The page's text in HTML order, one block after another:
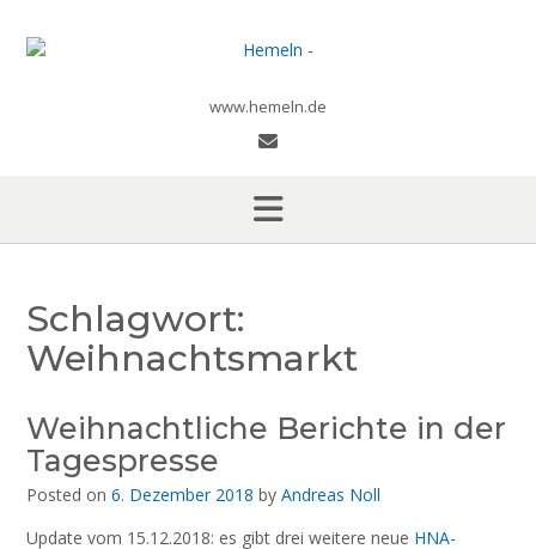
content
www.hemeln.de
Schlagwort:
Weihnachtsmarkt
Weihnachtliche Berichte in der
Tagespresse
Posted on 6. Dezember 2018 by Andreas Noll
Update vom 15.12.2018: es gibt drei weitere neue HNA-